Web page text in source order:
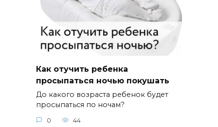
Как отучить ребенка
просыпаться ночью покушать
До какого возраста ребенок будет
просыпаться по ночам?
0 44